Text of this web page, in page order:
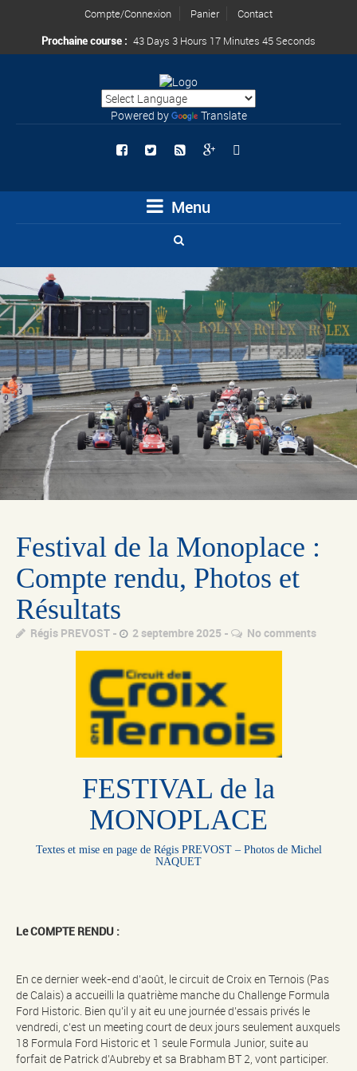
Compte/Connexion Panier
Contact
Prochaine course : 43 Days 3 Hours 17 Minutes 41 Seconds
Powered by Translate
Menu
Festival de la Monoplace :
Compte rendu, Photos et
Résultats
Régis PREVOST 2 septembre 2025 No comments
FESTIVAL de la
MONOPLACE
Textes et mise en page de Régis PREVOST – Photos de Michel
NAQUET
Le COMPTE RENDU :
En ce dernier week-end d’août, le circuit de Croix en Ternois (Pas
de Calais) a accueilli la quatrième manche du Challenge Formula
Ford Historic. Bien qu’il y ait eu une journée d’essais privés le
vendredi, c’est un meeting court de deux jours seulement auxquels
18 Formula Ford Historic et 1 seule Formula Junior, suite au
forfait de Patrick d’Aubreby et sa Brabham BT 2, vont participer.